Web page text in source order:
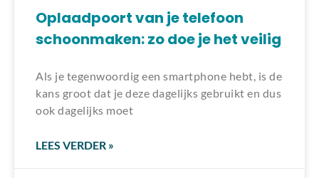
Oplaadpoort van je telefoon
schoonmaken: zo doe je het veilig
Als je tegenwoordig een smartphone hebt, is de
kans groot dat je deze dagelijks gebruikt en dus
ook dagelijks moet
LEES VERDER »